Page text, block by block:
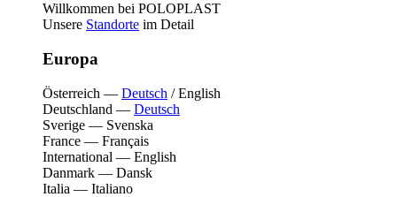
Willkommen bei POLOPLAST
Unsere Standorte im Detail
Europa
Österreich — Deutsch /English
Deutschland — Deutsch
Sverige — Svenska
France — Français
International — English
Danmark — Dansk
Italia — Italiano